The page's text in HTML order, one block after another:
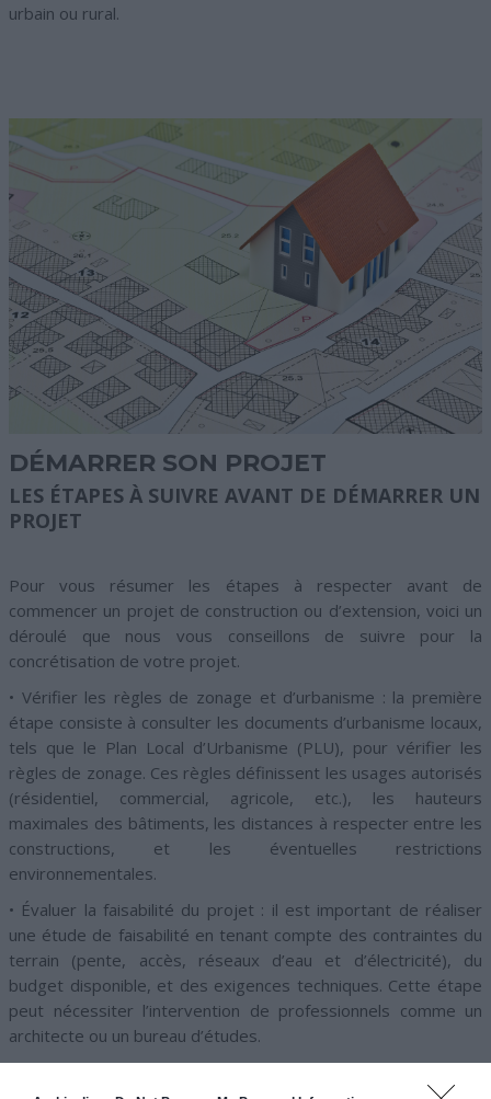
urbain ou rural.
DÉMARRER SON PROJET
LES ÉTAPES À SUIVRE AVANT DE DÉMARRER UN
PROJET
Pour vous résumer les étapes à respecter avant de
commencer un projet de construction ou d’extension, voici un
déroulé que nous vous conseillons de suivre pour la
concrétisation de votre projet.
• Vérifier les règles de zonage et d’urbanisme : la première
étape consiste à consulter les documents d’urbanisme locaux,
tels que le Plan Local d’Urbanisme (PLU), pour vérifier les
règles de zonage. Ces règles définissent les usages autorisés
(résidentiel, commercial, agricole, etc.), les hauteurs
maximales des bâtiments, les distances à respecter entre les
constructions, et les éventuelles restrictions
environnementales.
• Évaluer la faisabilité du projet : il est important de réaliser
une étude de faisabilité en tenant compte des contraintes du
terrain (pente, accès, réseaux d’eau et d’électricité), du
budget disponible, et des exigences techniques. Cette étape
peut nécessiter l’intervention de professionnels comme un
architecte ou un bureau d’études.